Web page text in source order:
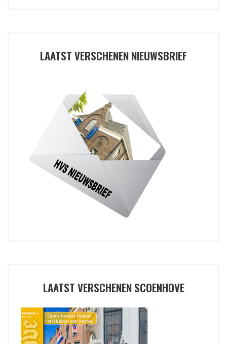
LAATST VERSCHENEN NIEUWSBRIEF
LAATST VERSCHENEN SCOENHOVE